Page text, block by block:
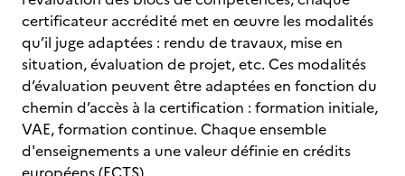
certificateur accrédité met en œuvre les modalités
qu’il juge adaptées : rendu de travaux, mise en
situation, évaluation de projet, etc. Ces modalités
d’évaluation peuvent être adaptées en fonction du
chemin d’accès à la certification : formation initiale,
VAE, formation continue. Chaque ensemble
d'enseignements a une valeur définie en crédits